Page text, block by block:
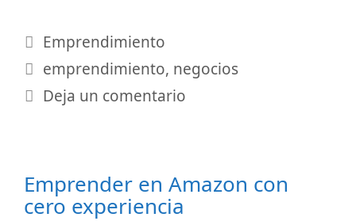
Categorías
Emprendimiento
Etiquetas
emprendimiento, negocios
Deja un comentario
Emprender en Amazon con
cero experiencia